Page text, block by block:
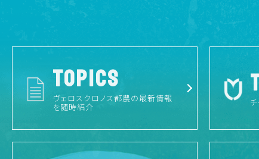
TOPICS
ヴェロスクロノス都農の最新情報
を随時紹介